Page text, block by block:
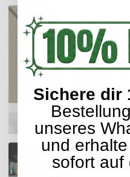
Sichere dir
unseres
und
sofort auf